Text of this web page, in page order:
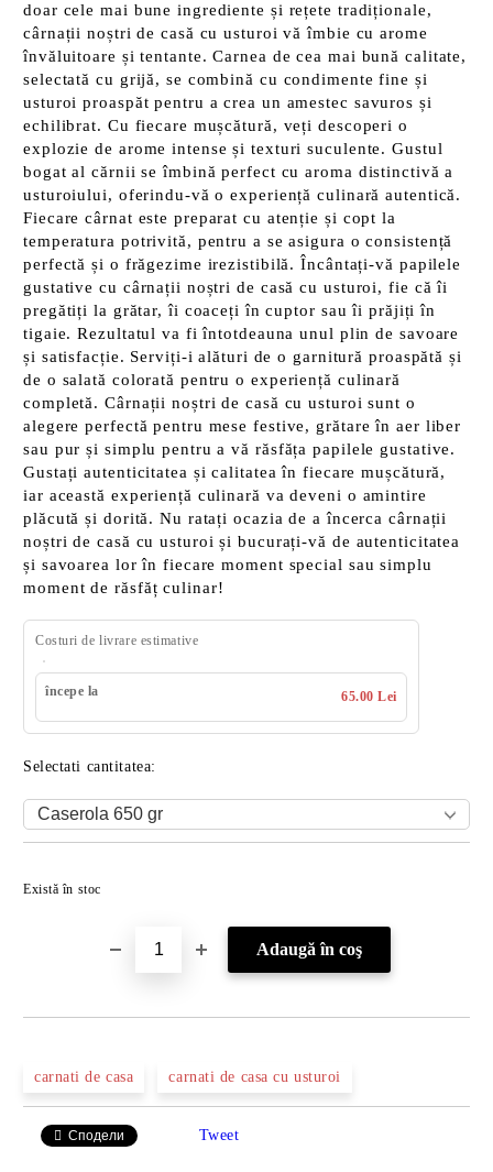
doar cele mai bune ingrediente și rețete tradiționale,
cârnații noștri de casă cu usturoi vă îmbie cu arome
învăluitoare și tentante. Carnea de cea mai bună calitate,
selectată cu grijă, se combină cu condimente fine și
usturoi proaspăt pentru a crea un amestec savuros și
echilibrat. Cu fiecare mușcătură, veți descoperi o
explozie de arome intense și texturi suculente. Gustul
bogat al cărnii se îmbină perfect cu aroma distinctivă a
usturoiului, oferindu-vă o experiență culinară autentică.
Fiecare cârnat este preparat cu atenție și copt la
temperatura potrivită, pentru a se asigura o consistență
perfectă și o frăgezime irezistibilă. Încântați-vă papilele
gustative cu cârnații noștri de casă cu usturoi, fie că îi
pregătiți la grătar, îi coaceți în cuptor sau îi prăjiți în
tigaie. Rezultatul va fi întotdeauna unul plin de savoare
și satisfacție. Serviți-i alături de o garnitură proaspătă și
de o salată colorată pentru o experiență culinară
completă. Cârnații noștri de casă cu usturoi sunt o
alegere perfectă pentru mese festive, grătare în aer liber
sau pur și simplu pentru a vă răsfăța papilele gustative.
Gustați autenticitatea și calitatea în fiecare mușcătură,
iar această experiență culinară va deveni o amintire
plăcută și dorită. Nu ratați ocazia de a încerca cârnații
noștri de casă cu usturoi și bucurați-vă de autenticitatea
și savoarea lor în fiecare moment special sau simplu
moment de răsfăț culinar!
Costuri de livrare estimative
începe la 65.00 Lei
Selectati cantitatea:
Există în stoc
carnati de casa carnati de casa cu usturoi
Сподели Tweet